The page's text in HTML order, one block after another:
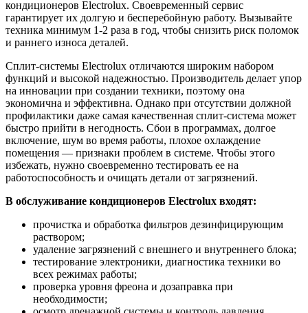
кондиционеров Electrolux. Своевременный сервис
гарантирует их долгую и бесперебойную работу. Вызывайте
техника минимум 1-2 раза в год, чтобы снизить риск поломок
и раннего износа деталей.
Сплит-системы Electrolux отличаются широким набором
функций и высокой надежностью. Производитель делает упор
на инновации при создании техники, поэтому она
экономична и эффективна. Однако при отсутствии должной
профилактики даже самая качественная сплит-система может
быстро прийти в негодность. Сбои в программах, долгое
включение, шум во время работы, плохое охлаждение
помещения — признаки проблем в системе. Чтобы этого
избежать, нужно своевременно тестировать ее на
работоспособность и очищать детали от загрязнений.
В обслуживание кондиционеров Electrolux входят:
прочистка и обработка фильтров дезинфицирующим
раствором;
удаление загрязнений с внешнего и внутреннего блока;
тестирование электроники, диагностика техники во
всех режимах работы;
проверка уровня фреона и дозаправка при
необходимости;